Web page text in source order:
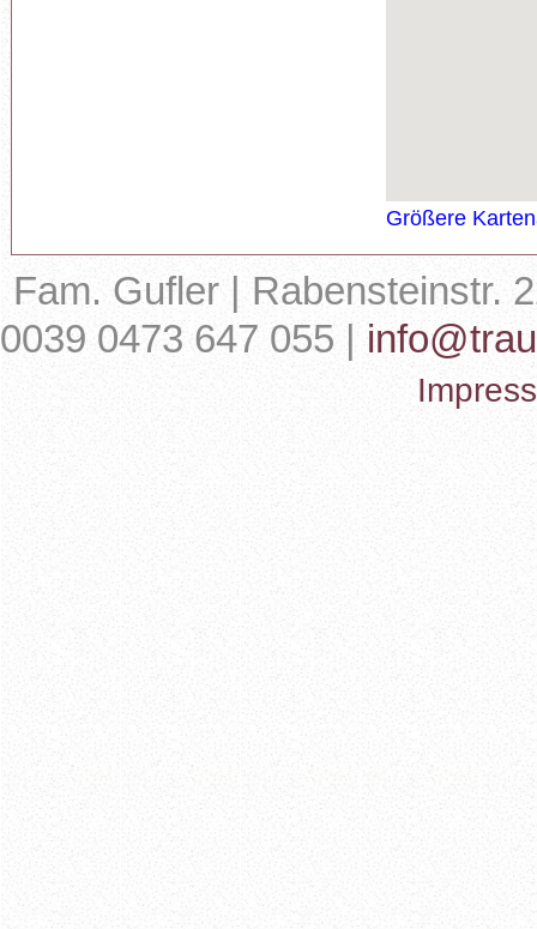
Größere
Fam. Gufler | Rabensteinstr.
0039 0473 647 055 |